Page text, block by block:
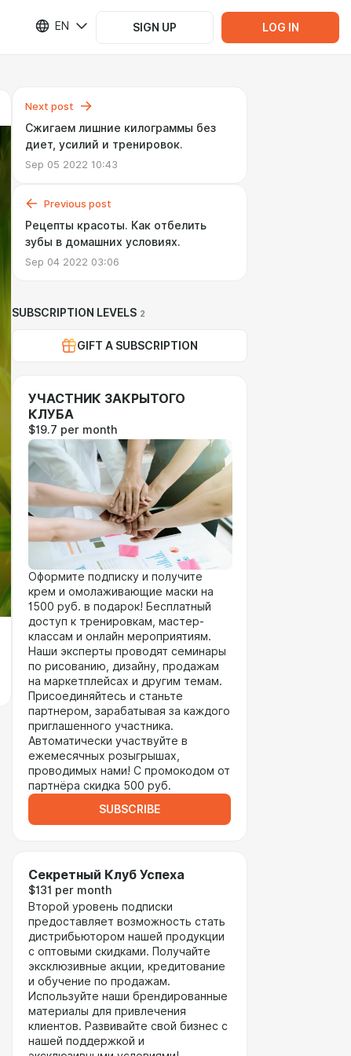
EN SIGN UP LOG IN
Next post
Сжигаем лишние килограммы без
диет, усилий и тренировок.
Sep 05 2022 10:43
Previous post
Рецепты красоты. Как отбелить
зубы в домашних условиях.
Sep 04 2022 03:06
SUBSCRIPTION LEVELS 2
GIFT A SUBSCRIPTION
УЧАСТНИК ЗАКРЫТОГО
КЛУБА
$19.7 per month
Оформите подписку и получите
крем и омолаживающие маски на
1500 руб. в подарок! Бесплатный
доступ к тренировкам, мастер-
классам и онлайн мероприятиям.
Наши эксперты проводят семинары
по рисованию, дизайну, продажам
на маркетплейсах и другим темам.
Присоединяйтесь и станьте
партнером, зарабатывая за каждого
приглашенного участника.
Автоматически участвуйте в
ежемесячных розыгрышах,
проводимых нами! С промокодом от
партнёра скидка 500 руб.
SUBSCRIBE
Секретный Клуб Успеха
$131 per month
Второй уровень подписки
предоставляет возможность стать
дистрибьютором нашей продукции
с оптовыми скидками. Получайте
эксклюзивные акции, кредитование
и обучение по продажам.
Используйте наши брендированные
материалы для привлечения
клиентов. Развивайте свой бизнес с
нашей поддержкой и